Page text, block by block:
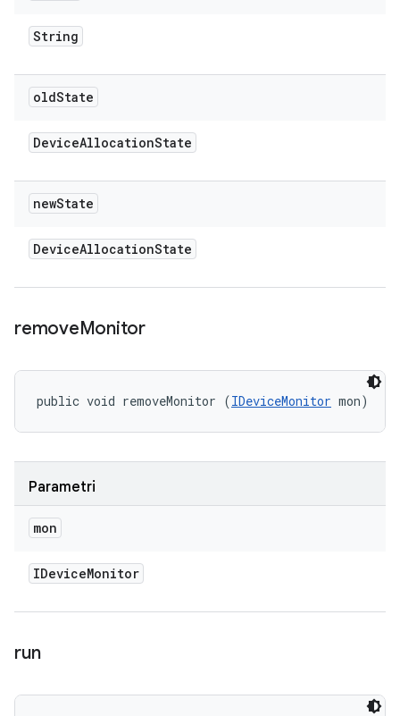
String
oldState
DeviceAllocationState
newState
DeviceAllocationState
removeMonitor
public void removeMonitor (IDeviceMonitor mon)
Parametri
mon
IDeviceMonitor
run